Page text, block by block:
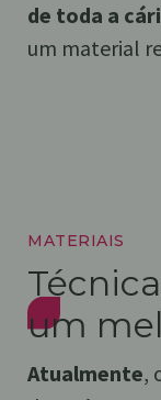
de toda a
um material
MATERIAIS
um
Atualmente,